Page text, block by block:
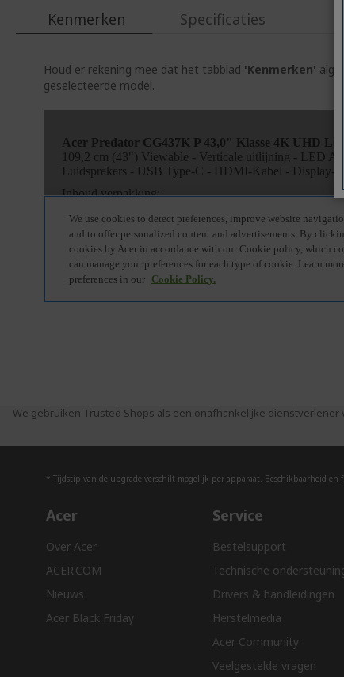
Kenmerken
Houd er rekening mee dat het tabblad 'Kenmerken'
geselecteerde model.
Specificaties
We gebruiken Trusted Shops als een onafhankelijke
* Tijdstip van de upgrade verschilt mogelijk per apparaat. Beschikbaarheid en
Acer
Over Acer
ACER.COM
Nieuws
Acer Black Friday
Service
Bestelsupport
Technische
Drivers & handleidingen
Herstelmedia
Acer Community
Veelgestelde vragen